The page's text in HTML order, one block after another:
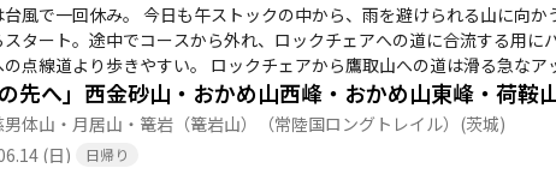
風で一回休み。 今日も午ストックの中から、雨を避けられる山に向
スタート。途中でコースから外れ、ロックチェアへの道に合流する用
の点線道より歩きやすい。 ロックチェアから鷹取山への道は滑る急な
、西金砂神社へ。ひたすら登り階段である。 西金砂山からの北上する
かも梅雨の合間のせいか、登りもくだりもめちゃくちゃ滑る。地割か
の先へ」西金砂山・おかめ山西峰・おかめ山東峰・荷鞍
体山・月居山・篭岩（篭岩山）（常陸国ロングトレイル） (茨城)
(日)
日帰り